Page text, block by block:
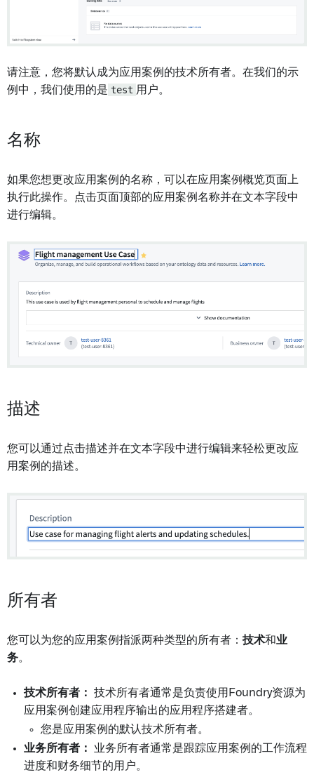
请注意，您将默认成为应用案例的技术所有者。在我们的示
例中，我们使用的是 test 用户。
名称
如果您想更改应用案例的名称，可以在应用案例概览页面上
执行此操作。点击页面顶部的应用案例名称并在文本字段中
进行编辑。
描述
您可以通过点击描述并在文本字段中进行编辑来轻松更改应
用案例的描述。
所有者
您可以为您的应用案例指派两种类型的所有者： 技术和业
务。
技术所有者：
技术所有者通常是负责使用Foundry资源为
应用案例创建应用程序输出的应用程序搭建者。
您是应用案例的默认技术所有者。
业务所有者：
业务所有者通常是跟踪应用案例的工作流程
进度和财务细节的用户。